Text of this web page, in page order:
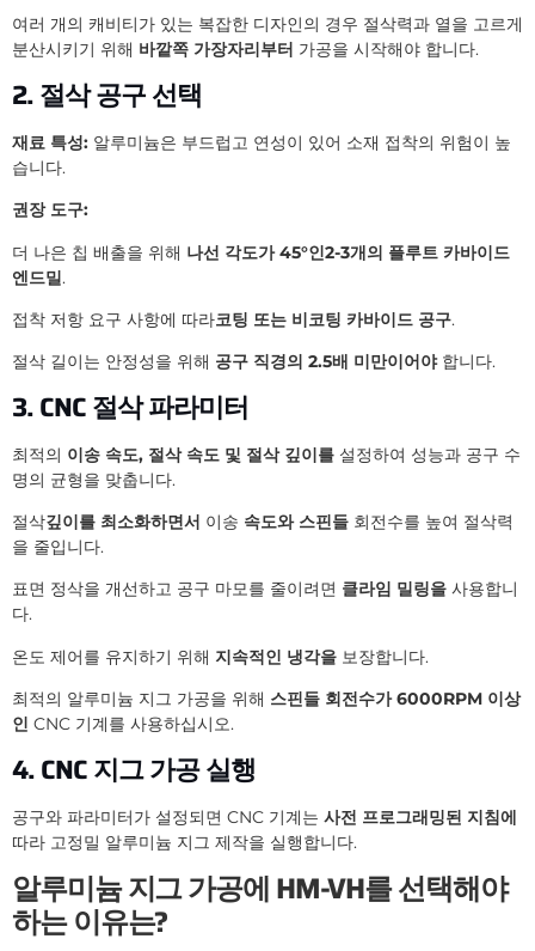
여러 개의 캐비티가 있는 복잡한 디자인의 경우 절삭력과 열을 고르게
분산시키기 위해 바깥쪽 가장자리부터 가공을 시작해야 합니다.
2. 절삭 공구 선택
재료 특성: 알루미늄은 부드럽고 연성이 있어 소재 접착의 위험이 높
습니다.
권장 도구:
더 나은 칩 배출을 위해 나선 각도가 45°인2-3개의 플루트 카바이드
엔드밀.
접착 저항 요구 사항에 따라코팅 또는 비코팅 카바이드 공구.
절삭 길이는 안정성을 위해 공구 직경의 2.5배 미만이어야합니다.
3. CNC 절삭 파라미터
최적의 이송 속도, 절삭 속도 및 절삭 깊이를 설정하여 성능과 공구 수
명의 균형을 맞춥니다.
절삭깊이를 최소화하면서 이송 속도와 스핀들 회전수를 높여 절삭력
을 줄입니다.
표면 정삭을 개선하고 공구 마모를 줄이려면 클라임 밀링을 사용합니
다.
온도 제어를 유지하기 위해 지속적인 냉각을 보장합니다.
최적의 알루미늄 지그 가공을 위해 스핀들 회전수가 6000RPM 이상
인 CNC 기계를 사용하십시오.
4. CNC 지그 가공 실행
공구와 파라미터가 설정되면 CNC 기계는 사전 프로그래밍된 지침에
따라 고정밀 알루미늄 지그 제작을 실행합니다.
알루미늄 지그 가공에 HM-VH를 선택해야
하는 이유는?